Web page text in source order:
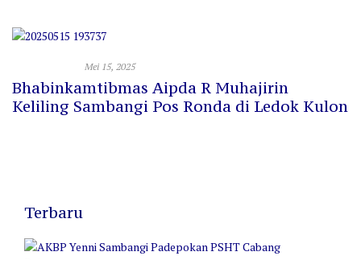
Mei 15, 2025
Bhabinkamtibmas Aipda R Muhajirin
Keliling Sambangi Pos Ronda di Ledok Kulon
Terbaru